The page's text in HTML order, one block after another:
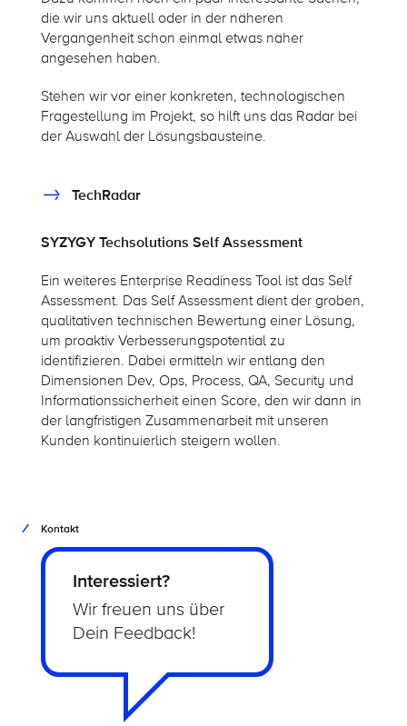
die wir uns aktuell oder in der näheren
Vergangenheit schon einmal etwas näher
angesehen haben.
Stehen wir vor einer konkreten, technologischen
Fragestellung im Projekt, so hilft uns das Radar bei
der Auswahl der Lösungsbausteine.
TechRadar
SYZYGY Techsolutions Self Assessment
Ein weiteres Enterprise Readiness Tool ist das Self
Assessment. Das Self Assessment dient der groben,
qualitativen technischen Bewertung einer Lösung,
um proaktiv Verbesserungspotential zu
identifizieren. Dabei ermitteln wir entlang den
Dimensionen Dev, Ops, Process, QA, Security und
Informationssicherheit einen Score, den wir dann in
der langfristigen Zusammenarbeit mit unseren
Kunden kontinuierlich steigern wollen.
Kontakt
Interessiert?
Wir freuen uns über
Dein Feedback!